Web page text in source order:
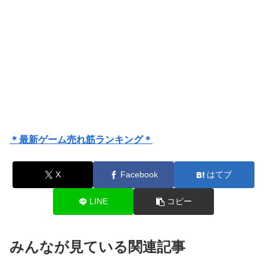
＊最新ゲーム売れ筋ランキング＊
X Facebook はてブ
LINE コピー
みんなが見ている関連記事